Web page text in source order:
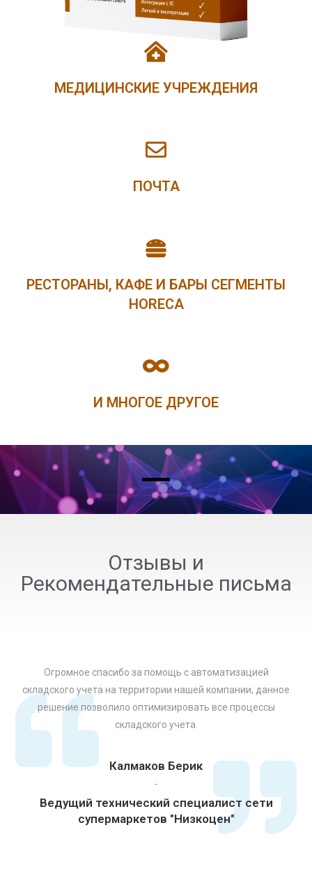
МЕДИЦИНСКИЕ УЧРЕЖДЕНИЯ
ПОЧТА
РЕСТОРАНЫ, КАФЕ И БАРЫ СЕГМЕНТЫ
HORECA
И МНОГОЕ ДРУГОЕ
Отзывы и
Рекомендательные письма
Огромное спасибо за помощь с автоматизацией
складского учета на территории нашей компании, данное
решение позволило оптимизировать все процессы
складского учета.
Калмаков Берик
-
Ведущий технический специалист сети
супермаркетов "Низкоцен"